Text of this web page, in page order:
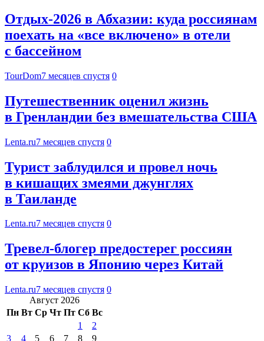
Отдых-2026 в Абхазии: куда россиянам
поехать на «все включено» в отели
с бассейном
TourDom7 месяцев спустя 0
Путешественник оценил жизнь
в Гренландии без вмешательства США
Lenta.ru7 месяцев спустя 0
Турист заблудился и провел ночь
в кишащих змеями джунглях
в Таиланде
Lenta.ru7 месяцев спустя 0
Тревел-блогер предостерег россиян
от круизов в Японию через Китай
Lenta.ru7 месяцев спустя 0
Август 2026
Пн Вт Ср Чт Пт Сб Вс
1
2
3
4 5 6 7 8 9